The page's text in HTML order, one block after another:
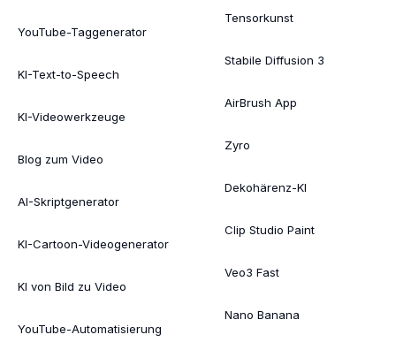
YouTube-Taggenerator
KI-Text-to-Speech
KI-Videowerkzeuge
Blog zum Video
AI-Skriptgenerator
KI-Cartoon-Videogenerator
KI von Bild zu Video
YouTube-Automatisierung
Tensorkunst
Stabile Diffusion 3
AirBrush App
Zyro
Dekohärenz-KI
Clip Studio Paint
Veo3 Fast
Nano Banana